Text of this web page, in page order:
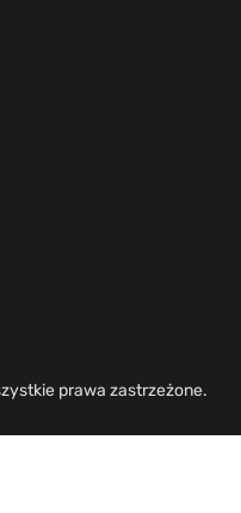
prawa zastrzeżone.